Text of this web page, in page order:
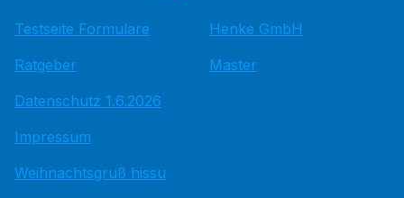
Testseite Formulare
Ratgeber
Datenschutz 1.6.2026
Impressum
Weihnachtsgruß hissu
Henke GmbH
Master